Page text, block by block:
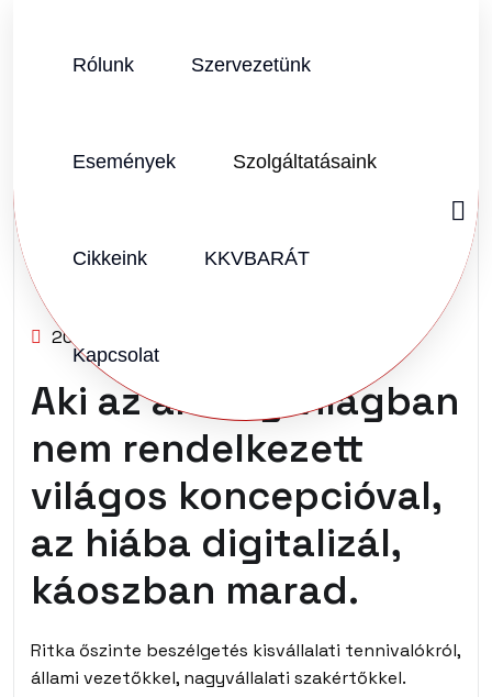
Rólunk Szervezetünk
Események Szolgáltatásaink
Cikkeink KKVBARÁT
Kapcsolat
2025.10.31.
Aki az analóg világban
nem rendelkezett
világos koncepcióval,
az hiába digitalizál,
káoszban marad.
Ritka őszinte beszélgetés kisvállalati tennivalókról,
állami vezetőkkel, nagyvállalati szakértőkkel.